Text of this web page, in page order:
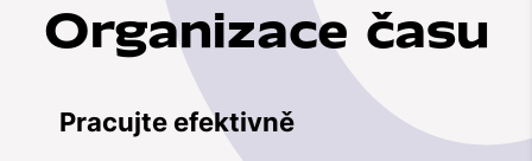
Organizace času
Pracujte efektivně